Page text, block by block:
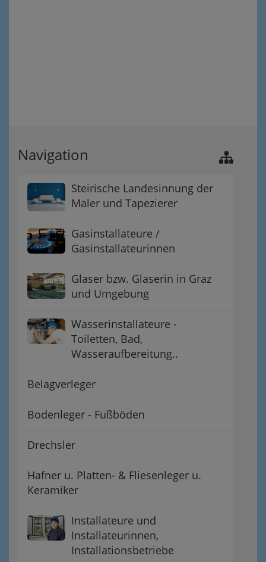
Navigation
Steirische Landesinnung der
Maler und Tapezierer
Gasinstallateure /
Gasinstallateurinnen
Glaser bzw. Glaserin in Graz
und Umgebung
Wasserinstallateure -
Toiletten, Bad,
Wasseraufbereitung..
Belagverleger
Bodenleger - Fußböden
Drechsler
Hafner u. Platten- & Fliesenleger u.
Keramiker
Installateure und
Installateurinnen,
Installationsbetriebe